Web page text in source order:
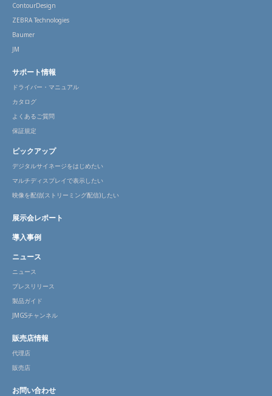
ContourDesign
ZEBRA Technologies
Baumer
JM
サポート情報
ドライバー・マニュアル
カタログ
よくあるご質問
保証規定
ピックアップ
デジタルサイネージをはじめたい
マルチディスプレイで表示したい
映像を配信(ストリーミング配信)したい
展示会レポート
導入事例
ニュース
ニュース
プレスリリース
製品ガイド
JMGSチャンネル
販売店情報
代理店
販売店
お問い合わせ